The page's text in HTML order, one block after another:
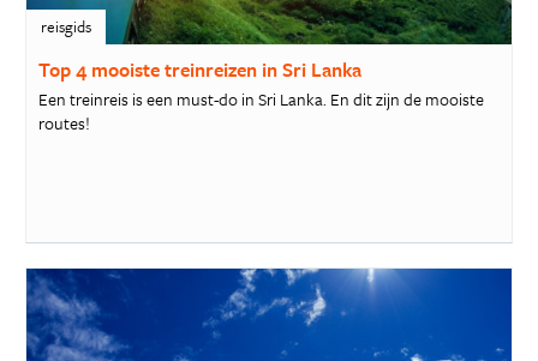
reisgids
Top 4 mooiste treinreizen in Sri Lanka
Een treinreis is een must-do in Sri Lanka. En dit zijn de mooiste
routes!